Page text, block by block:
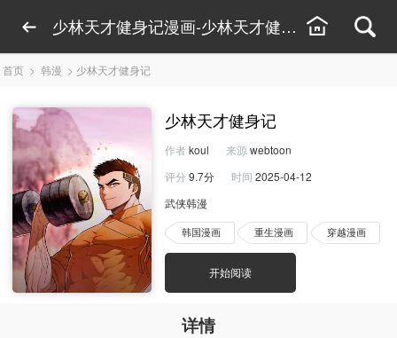
少林天才健身记漫画-少林天才健身记漫画下拉
首页 > 韩漫 > 少林天才健身记
少林天才健身记
作者 koul 来源 webtoon
评分 9.7分 时间 2025-04-12
武侠韩漫
韩国漫画 重生漫画 穿越漫画
开始阅读
详情